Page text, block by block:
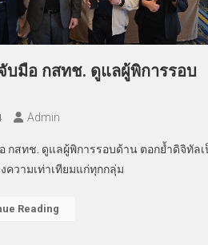
จับมือ กสทช. ดูแลผู้พิการรอบ
Admin
อ กสทช. ดูแลผู้พิการรอบด้าน ตอกย้ำดิจิทัล
ความเท่าเทียมแก่ทุกกลุ่ม
Reading